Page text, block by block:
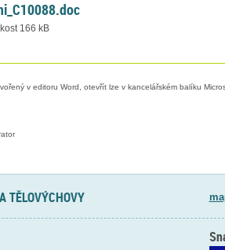
166 kB
v editoru Word, otevřít lze v kancelářském balíku
TĚLOVÝCHOVY